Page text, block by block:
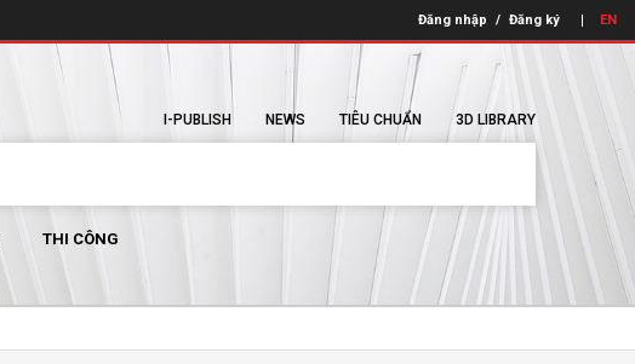
Đăng nhập / Đăng ký EN
I-PUBLISH NEWS TIÊU CHUẨN 3D LIBRARY
THI CÔNG